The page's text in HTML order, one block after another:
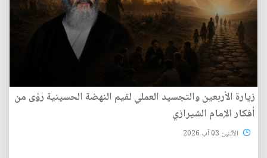
زيارة الأربعين والتجسيد العملي لقيم النهضة الحسينية رؤى من
أفكار الإمام الشيرازي
الأثنين 03 آب 2026